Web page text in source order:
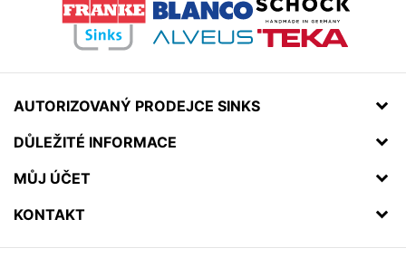
AUTORIZOVANÝ PRODEJCE SINKS
DŮLEŽITÉ INFORMACE
MŮJ ÚČET
KONTAKT